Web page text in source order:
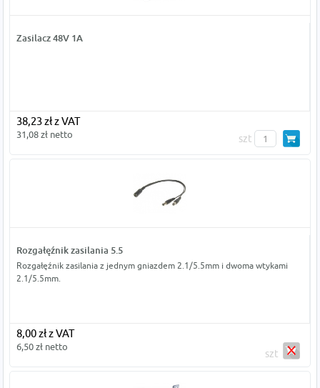
Zasilacz 48V 1A
38,23 zł z VAT
31,08 zł netto szt
Rozgałęźnik zasilania 5.5
Rozgałęźnik zasilania z jednym gniazdem 2.1/5.5mm i dwoma wtykami
2.1/5.5mm.
8,00 zł z VAT
6,50 zł netto
szt